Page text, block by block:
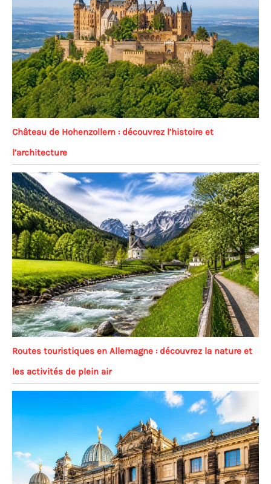
Château de Hohenzollern : découvrez l’histoire et
l’architecture
Routes touristiques en Allemagne : découvrez la nature et
les activités de plein air